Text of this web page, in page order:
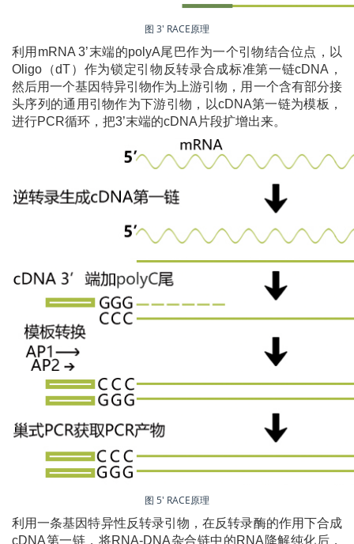
图 3' RACE原理
利用mRNA 3’末端的polyA尾巴作为一个引物结合位点，以
Oligo（dT）作为锁定引物反转录合成标准第一链cDNA，
然后用一个基因特异引物作为上游引物，用一个含有部分接
头序列的通用引物作为下游引物，以cDNA第一链为模板，
进行PCR循环，把3’末端的cDNA片段扩增出来。
图 5' RACE原理
利用一条基因特异性反转录引物，在反转录酶的作用下合成
cDNA第一链，将RNA-DNA杂合链中的RNA降解纯化后，